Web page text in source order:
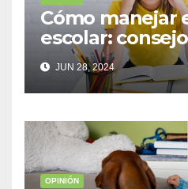
Cómo manejar
escolar:
para
JUN 28, 2024
OPINIÓN